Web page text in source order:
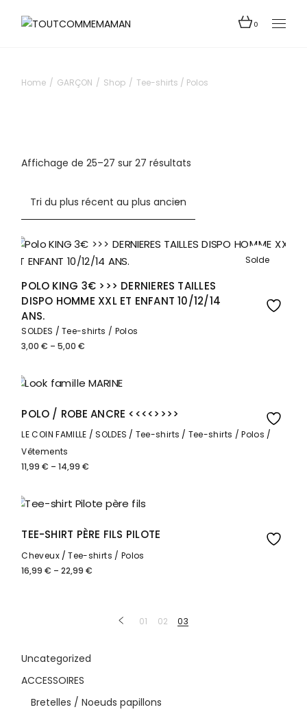
0
Home GARÇON Shop Tee-shirts / Polos
Affichage de 25–27 sur 27 résultats
ancien
Solde
POLO KING 3€ >>> DERNIERES TAILLES
DISPO HOMME XXL ET ENFANT 10/12/14
ANS.
SOLDES
Tee-shirts / Polos
3,00€ –5,00€
Plage
3,00 €
à
5,00 €
POLO / ROBE ANCRE <<<<>>>>
LE COIN FAMILLE SOLDES Tee-shirts
Tee-shirts / Polos
Vêtements
11,99€ –14,99€
Plage
11,99 €
à
14,99 €
TEE-SHIRT PÈRE FILS PILOTE
Cheveux
Tee-shirts / Polos
16,99€ –22,99€
Plage
01 02 03
Uncategorized
ACCESSOIRES
Bretelles / Noeuds papillons